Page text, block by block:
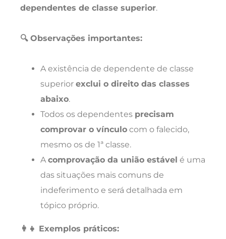
dependentes de classe superior.
🔍 Observações importantes:
A existência de dependente de classe
superior exclui o direito das classes
abaixo.
Todos os dependentes precisam
comprovar o vínculo com o falecido,
mesmo os de 1ª classe.
A comprovação da união estável é uma
das situações mais comuns de
indeferimento e será detalhada em
tópico próprio.
👩‍👧 Exemplos práticos: